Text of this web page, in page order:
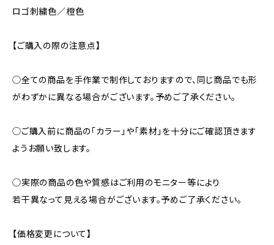
ロゴ刺繍色／橙色
【ご購入の際の注意点】
◯全ての商品を手作業で制作しておりますので、同じ商品でも形
がわずかに異なる場合がございます。予めご了承ください。
◯ご購入前に商品の「カラー」や「素材」を十分にご確認頂きます
ようお願い致します。
◯実際の商品の色や質感はご利用のモニター等により
若干異なって見える場合がございます。予めご了承ください。
【価格変更について】